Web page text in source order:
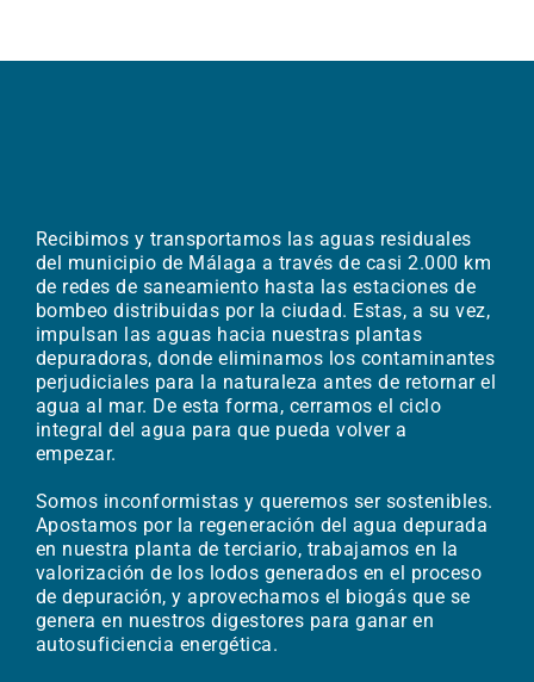
Recibimos y transportamos las aguas residuales
del municipio de Málaga a través de casi 2.000 km
de redes de saneamiento hasta las estaciones de
bombeo distribuidas por la ciudad. Estas, a su vez,
impulsan las aguas hacia nuestras plantas
depuradoras, donde eliminamos los contaminantes
perjudiciales para la naturaleza antes de retornar el
agua al mar. De esta forma, cerramos el ciclo
integral del agua para que pueda volver a
empezar. ​
Somos inconformistas y queremos ser sostenibles.
Apostamos por la regeneración del agua depurada
en nuestra planta de terciario, trabajamos en la
valorización de los lodos generados en el proceso
de depuración, y aprovechamos el biogás que se
genera en nuestros digestores para ganar en
autosuficiencia energética.